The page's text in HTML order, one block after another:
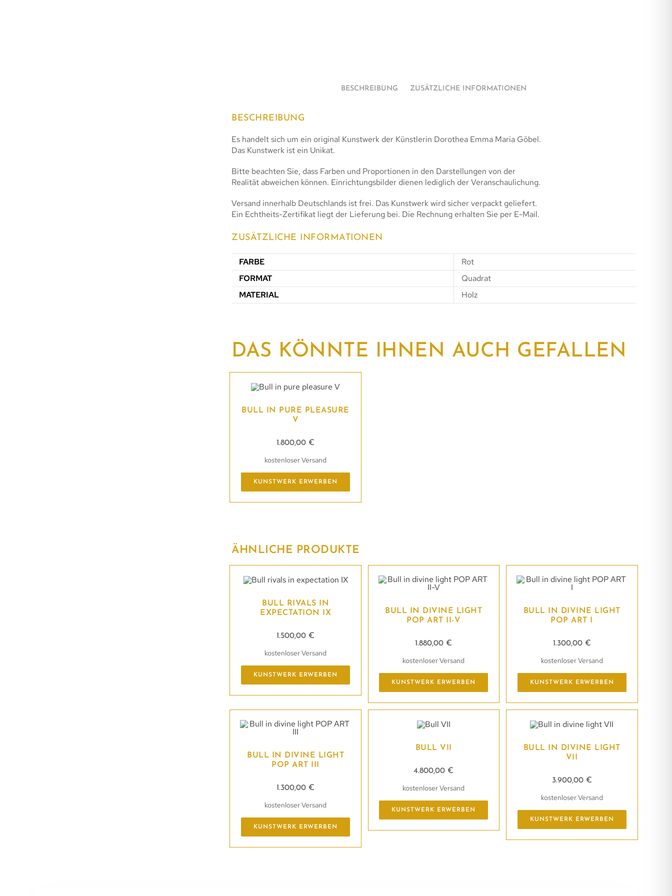
BESCHREIBUNG ZUSÄTZLICHE INFORMATIONEN
BESCHREIBUNG
Es handelt sich um ein original Kunstwerk der Künstlerin Dorothea Emma Maria Göbel.
Das Kunstwerk ist ein Unikat.
Bitte beachten Sie, dass Farben und Proportionen in den Darstellungen von der
Realität abweichen können. Einrichtungsbilder dienen lediglich der Veranschaulichung.
Versand innerhalb Deutschlands ist frei. Das Kunstwerk wird sicher verpackt geliefert.
Ein Echtheits-Zertifikat liegt der Lieferung bei. Die Rechnung erhalten Sie per E-Mail.
ZUSÄTZLICHE INFORMATIONEN
FARBE
Rot
FORMAT
Quadrat
MATERIAL
Holz
DAS KÖNNTE IHNEN AUCH GEFALLEN
BULL IN PURE PLEASURE
V
1.800,00 €
kostenloser Versand
KUNSTWERK ERWERBEN
ÄHNLICHE PRODUKTE
BULL RIVALS IN
EXPECTATION IX
1.500,00 €
kostenloser Versand
KUNSTWERK ERWERBEN
BULL IN DIVINE LIGHT
POP ART II-V
1.880,00 €
kostenloser Versand
KUNSTWERK ERWERBEN
BULL IN DIVINE LIGHT
POP ART I
1.300,00 €
kostenloser Versand
KUNSTWERK ERWERBEN
BULL IN DIVINE LIGHT
POP ART III
1.300,00 €
kostenloser Versand
KUNSTWERK ERWERBEN
BULL VII
4.800,00 €
kostenloser Versand
KUNSTWERK ERWERBEN
BULL IN DIVINE LIGHT
VII
3.900,00 €
kostenloser Versand
KUNSTWERK ERWERBEN